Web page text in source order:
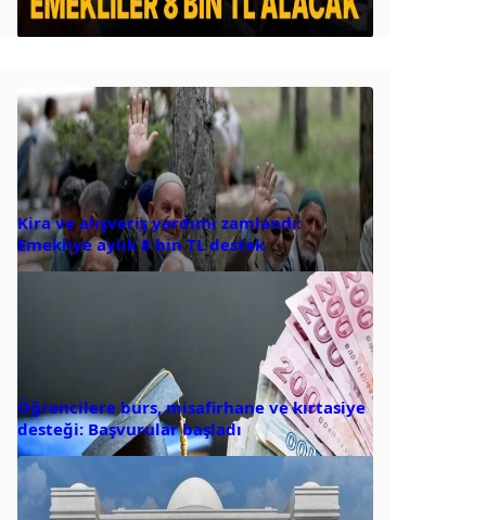
Kira ve alışveriş yardımı zamlandı:
Emekliye aylık 8 bin TL destek
Öğrencilere burs, misafirhane ve kırtasiye
desteği: Başvurular başladı